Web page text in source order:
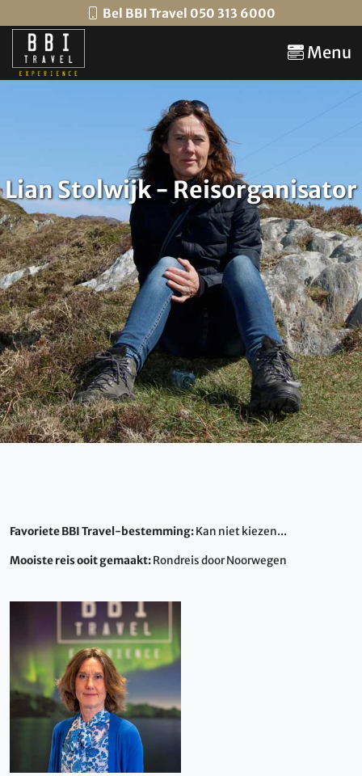
Bel BBI Travel 050 313 6000
Menu
Lian Stolwijk - Reisorganisator
Favoriete BBI Travel-bestemming:Kan niet kiezen...
Mooiste reis ooit gemaakt:Rondreis door Noorwegen